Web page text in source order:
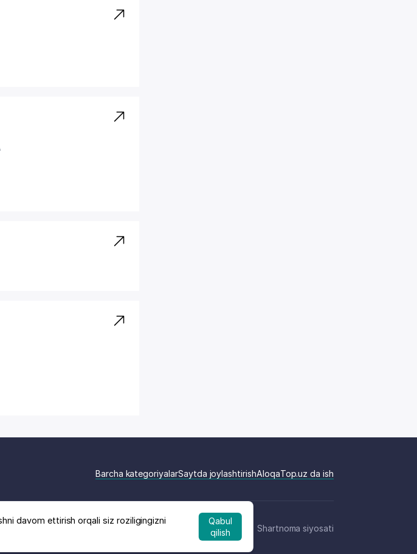
Barcha kategoriyalarSaytda joylashtirishAloqaTop.uz da ish
Shartnoma siyosati
davom ettirish orqali siz roziligingizni
Qabul
qilish